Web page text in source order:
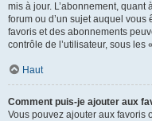
mis à jour. L’abonnement, quant
forum ou d’un sujet auquel
favoris et des abonnements
contrôle de l’utilisateur, sous les
Haut
Comment puis-je ajouter aux
Vous pouvez ajouter aux favoris